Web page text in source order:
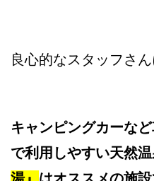
良心的なスタッフさ
キャンピングカーな
で利用しやすい天然